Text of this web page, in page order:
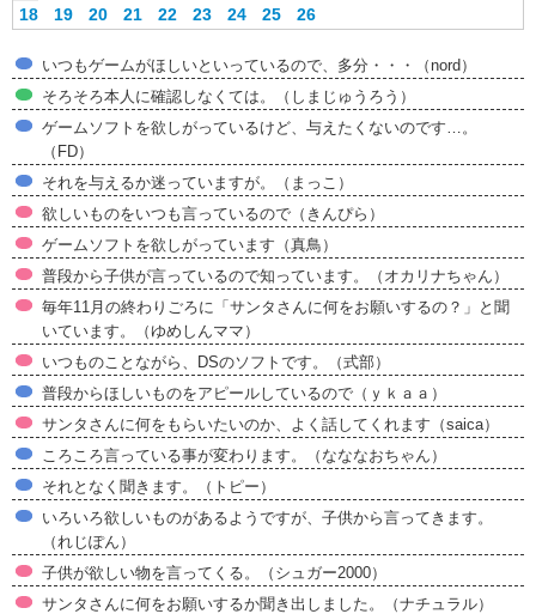
18
19 20 21 22 23 24 25 26
いつもゲームがほしいといっているので、多分・・・（nord）
そろそろ本人に確認しなくては。（しまじゅうろう）
ゲームソフトを欲しがっているけど、与えたくないのです…。
（FD）
それを与えるか迷っていますが。（まっこ）
欲しいものをいつも言っているので（きんぴら）
ゲームソフトを欲しがっています（真鳥）
普段から子供が言っているので知っています。（オカリナちゃん）
毎年11月の終わりごろに「サンタさんに何をお願いするの？」と聞
いています。（ゆめしんママ）
いつものことながら、DSのソフトです。（式部）
普段からほしいものをアピールしているので（ｙｋａａ）
サンタさんに何をもらいたいのか、よく話してくれます（saica）
ころころ言っている事が変わります。（なななおちゃん）
それとなく聞きます。（トピー）
いろいろ欲しいものがあるようですが、子供から言ってきます。
（れじぽん）
子供が欲しい物を言ってくる。（シュガー2000）
サンタさんに何をお願いするか聞き出しました。（ナチュラル）